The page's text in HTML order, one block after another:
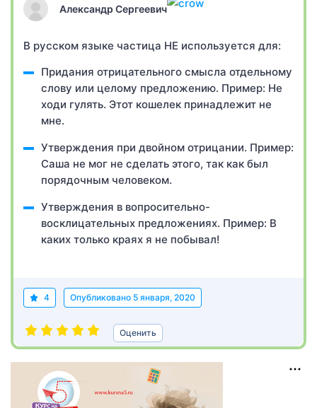
Александр Сергеевич
В русском языке частица НЕ используется для:
Придания отрицательного смысла отдельному
слову или целому предложению. Пример: Не
ходи гулять. Этот кошелек принадлежит не
мне.
Утверждения при двойном отрицании. Пример:
Саша не мог не сделать этого, так как был
порядочным человеком.
Утверждения в вопросительно-
восклицательных предложениях. Пример: В
каких только краях я не побывал!
4 Опубликовано 5 января, 2020
Оценить